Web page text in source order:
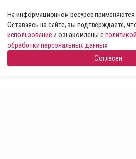
На информационном ресурсе
Оставаясь на сайте, вы подтверждаете,
использование и ознакомлены с
обработки персональных данных
Согласен